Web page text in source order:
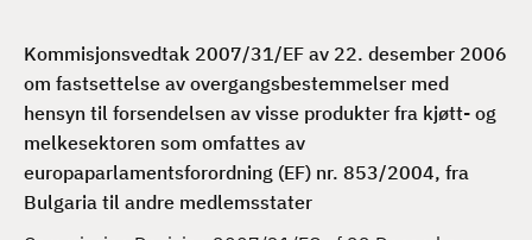
Kommisjonsvedtak 2007/31/EF av 22. desember 2006
om fastsettelse av overgangsbestemmelser med
hensyn til forsendelsen av visse produkter fra kjøtt- og
melkesektoren som omfattes av
europaparlamentsforordning (EF) nr. 853/2004, fra
Bulgaria til andre medlemsstater